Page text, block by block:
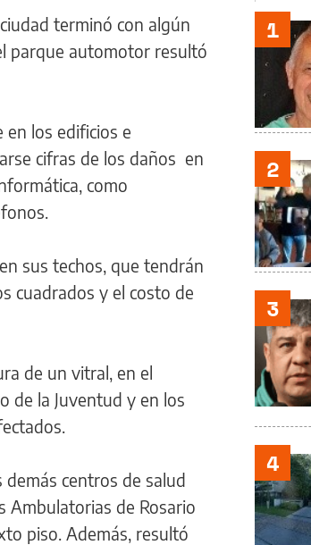
terminó con algún
parque automotor resultó
los edificios e
cifras de los daños en
como
sus techos, que tendrán
cuadrados y el costo de
de un vitral, en el
de la Juventud y en los
centros de salud
Ambulatorias de Rosario
piso. Además, resultó
1
2
3
4